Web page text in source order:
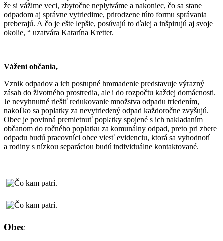
že si vážime veci, zbytočne neplytváme a nakoniec, čo sa stane
odpadom aj správne vytriedime, prirodzene túto formu správania
preberajú. A čo je ešte lepšie, posúvajú to ďalej a inšpirujú aj svoje
okolie, “ uzatvára Katarína Kretter.
Vážení občania,
Vznik odpadov a ich postupné hromadenie predstavuje výrazný
zásah do životného prostredia, ale i do rozpočtu každej domácnosti.
Je nevyhnutné riešiť redukovanie množstva odpadu triedením,
nakoľko sa poplatky za nevytriedený odpad každoročne zvyšujú.
Obec je povinná premietnuť poplatky spojené s ich nakladaním
občanom do ročného poplatku za komunálny odpad, preto pri zbere
odpadu budú pracovníci obce viesť evidenciu, ktorá sa vyhodnotí
a rodiny s nízkou separáciou budú individuálne kontaktované.
Obec